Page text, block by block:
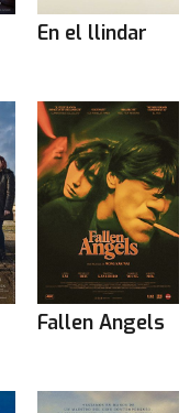
En el llindar
Fallen Angels